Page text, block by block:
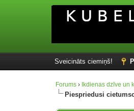
Sveicināts ciemiņš!
Forums › Ikdienas dzīve un
Piespriedusi